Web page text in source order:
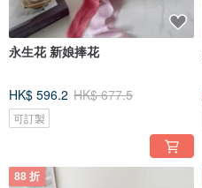
永生花 新娘捧花
HK$ 596.2 HK$ 677.5
可訂製
88 折